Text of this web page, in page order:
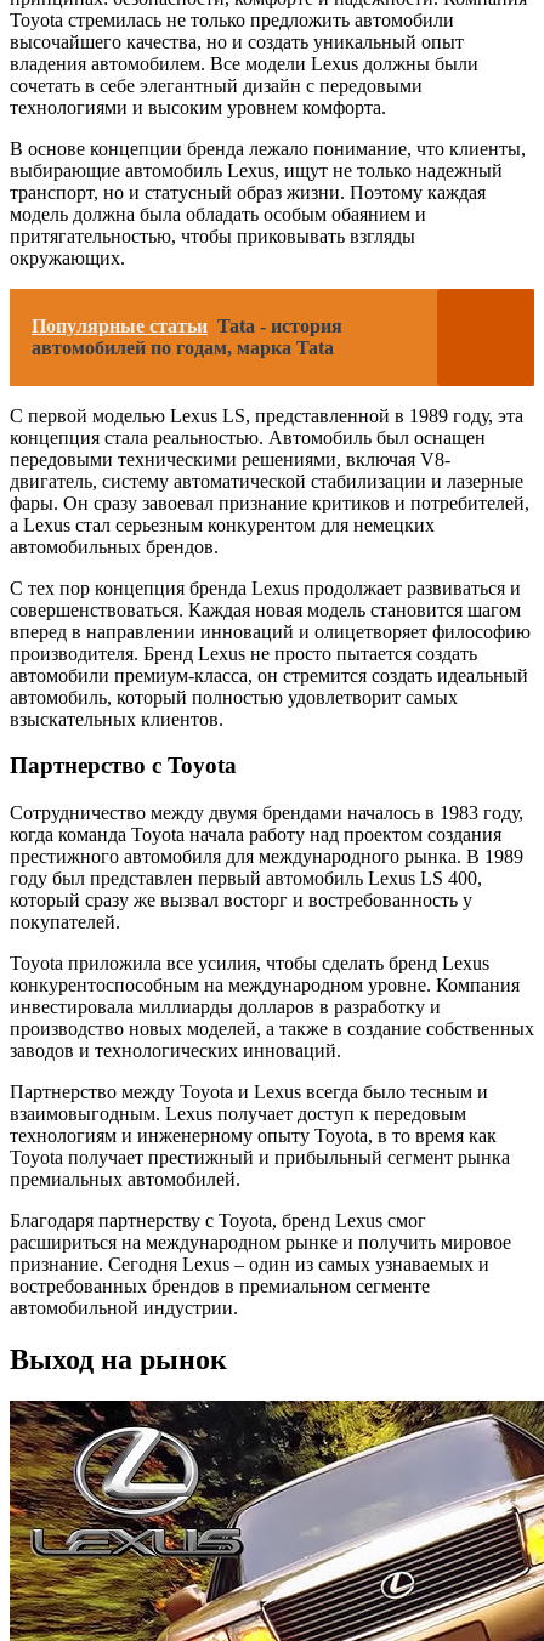
Toyota стремилась не только предложить автомобили
высочайшего качества, но и создать уникальный опыт
владения автомобилем. Все модели Lexus должны были
сочетать в себе элегантный дизайн с передовыми
технологиями и высоким уровнем комфорта.
В основе концепции бренда лежало понимание, что клиенты,
выбирающие автомобиль Lexus, ищут не только надежный
транспорт, но и статусный образ жизни. Поэтому каждая
модель должна была обладать особым обаянием и
притягательностью, чтобы приковывать взгляды
окружающих.
Популярные статьи Tata - история
автомобилей по годам, марка Tata
С первой моделью Lexus LS, представленной в 1989 году, эта
концепция стала реальностью. Автомобиль был оснащен
передовыми техническими решениями, включая V8-
двигатель, систему автоматической стабилизации и лазерные
фары. Он сразу завоевал признание критиков и потребителей,
а Lexus стал серьезным конкурентом для немецких
автомобильных брендов.
С тех пор концепция бренда Lexus продолжает развиваться и
совершенствоваться. Каждая новая модель становится шагом
вперед в направлении инноваций и олицетворяет философию
производителя. Бренд Lexus не просто пытается создать
автомобили премиум-класса, он стремится создать идеальный
автомобиль, который полностью удовлетворит самых
взыскательных клиентов.
Партнерство с Toyota
Сотрудничество между двумя брендами началось в 1983 году,
когда команда Toyota начала работу над проектом создания
престижного автомобиля для международного рынка. В 1989
году был представлен первый автомобиль Lexus LS 400,
который сразу же вызвал восторг и востребованность у
покупателей.
Toyota приложила все усилия, чтобы сделать бренд Lexus
конкурентоспособным на международном уровне. Компания
инвестировала миллиарды долларов в разработку и
производство новых моделей, а также в создание собственных
заводов и технологических инноваций.
Партнерство между Toyota и Lexus всегда было тесным и
взаимовыгодным. Lexus получает доступ к передовым
технологиям и инженерному опыту Toyota, в то время как
Toyota получает престижный и прибыльный сегмент рынка
премиальных автомобилей.
Благодаря партнерству с Toyota, бренд Lexus смог
расшириться на международном рынке и получить мировое
признание. Сегодня Lexus – один из самых узнаваемых и
востребованных брендов в премиальном сегменте
автомобильной индустрии.
Выход на рынок